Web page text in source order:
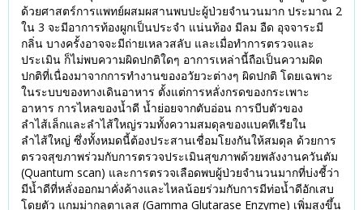
ด้วยศาสตร์การแพทย์ผสมผสานพบปะผู้ป่วยจำนวนมาก ประมาณ 2
ใน 3 จะมีอาการท้องผูกเป็นประจำ แน่นท้อง มีลม อืด อุจจาระมี
กลิ่น บางครั้งอาจจะมีถ่ายเหลวสลับ และเมื่อทำการตรวจและ
ประเมิน ก็ไม่พบความผิดปกติใดๆ อาการเหล่านี้ถือเป็นความผิด
ปกติที่เนื่องมาจากการทำงานของอวัยวะต่างๆ ผิดปกติ โดยเฉพาะ
ในระบบของทางเดินอาหาร ตั้งแต่การหลั่งกรดของกระเพาะ
อาหาร การไหลของน้ำดี น้ำย่อยจากตับอ่อน การบีบตัวของ
ลำไส้เล็กและลำไส้ใหญ่รวมทั้งความสมดุลของแบคทีเรียใน
ลำไส้ใหญ่ ซึ่งทั้งหมดนี้ต้องประสานเชื่อมโยงกันให้สมดุล ด้วยการ
ตรวจสุขภาพร่วมกับการตรวจประเมินสุขภาพด้วยพลังงานควันตัม
(Quantum scan) และการตรวจเลือดพบผู้ป่วยจำนวนมากที่บ่งชี้ว่า
มีน้ำดีที่หลั่งออกมาคั่งค้างและไหลน้อยร่วมกับการมีท่อน้ำดีอักเสบ
โดยตัว แกมม่ากลูตาเลส (Gamma Glutarase Enzyme) เพิ่มสูงขึ้น